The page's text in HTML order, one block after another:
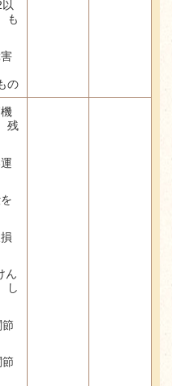
以
も
の
残
ん
し
節
節